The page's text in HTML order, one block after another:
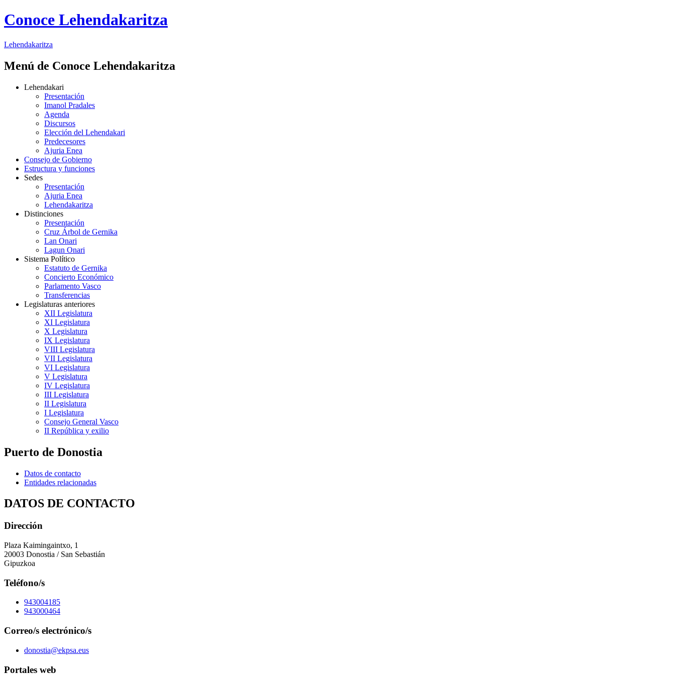
Conoce Lehendakaritza
Lehendakaritza
Menú de Conoce Lehendakaritza
Lehendakari
Presentación
Imanol Pradales
Agenda
Discursos
Elección del Lehendakari
Predecesores
Ajuria Enea
Consejo de Gobierno
Estructura y funciones
Sedes
Presentación
Ajuria Enea
Lehendakaritza
Distinciones
Presentación
Cruz Árbol de Gernika
Lan Onari
Lagun Onari
Sistema Político
Estatuto de Gernika
Concierto Económico
Parlamento Vasco
Transferencias
Legislaturas anteriores
XII Legislatura
XI Legislatura
X Legislatura
IX Legislatura
VIII Legislatura
VII Legislatura
VI Legislatura
V Legislatura
IV Legislatura
III Legislatura
II Legislatura
I Legislatura
Consejo General Vasco
II República y exilio
Puerto de Donostia
Datos de contacto
Entidades relacionadas
DATOS DE CONTACTO
Dirección
Plaza Kaimingaintxo, 1
20003 Donostia / San Sebastián
Gipuzkoa
Teléfono/s
943004185
943000464
Correo/s electrónico/s
donostia@ekpsa.eus
Portales web